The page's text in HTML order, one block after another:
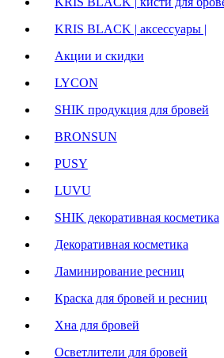
KRIS BLACK | аксессуары |
Акции и скидки
LYCON
SHIK продукция для бровей
BRONSUN
PUSY
LUVU
SHIK декоративная косметика
Декоративная косметика
Ламинирование ресниц
Краска для бровей и ресниц
Хна для бровей
Осветлители для бровей